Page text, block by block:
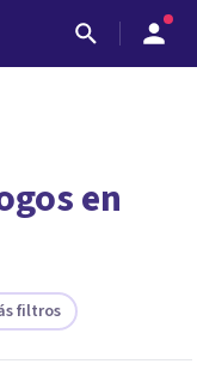
el
ofreceremos
en
filtros